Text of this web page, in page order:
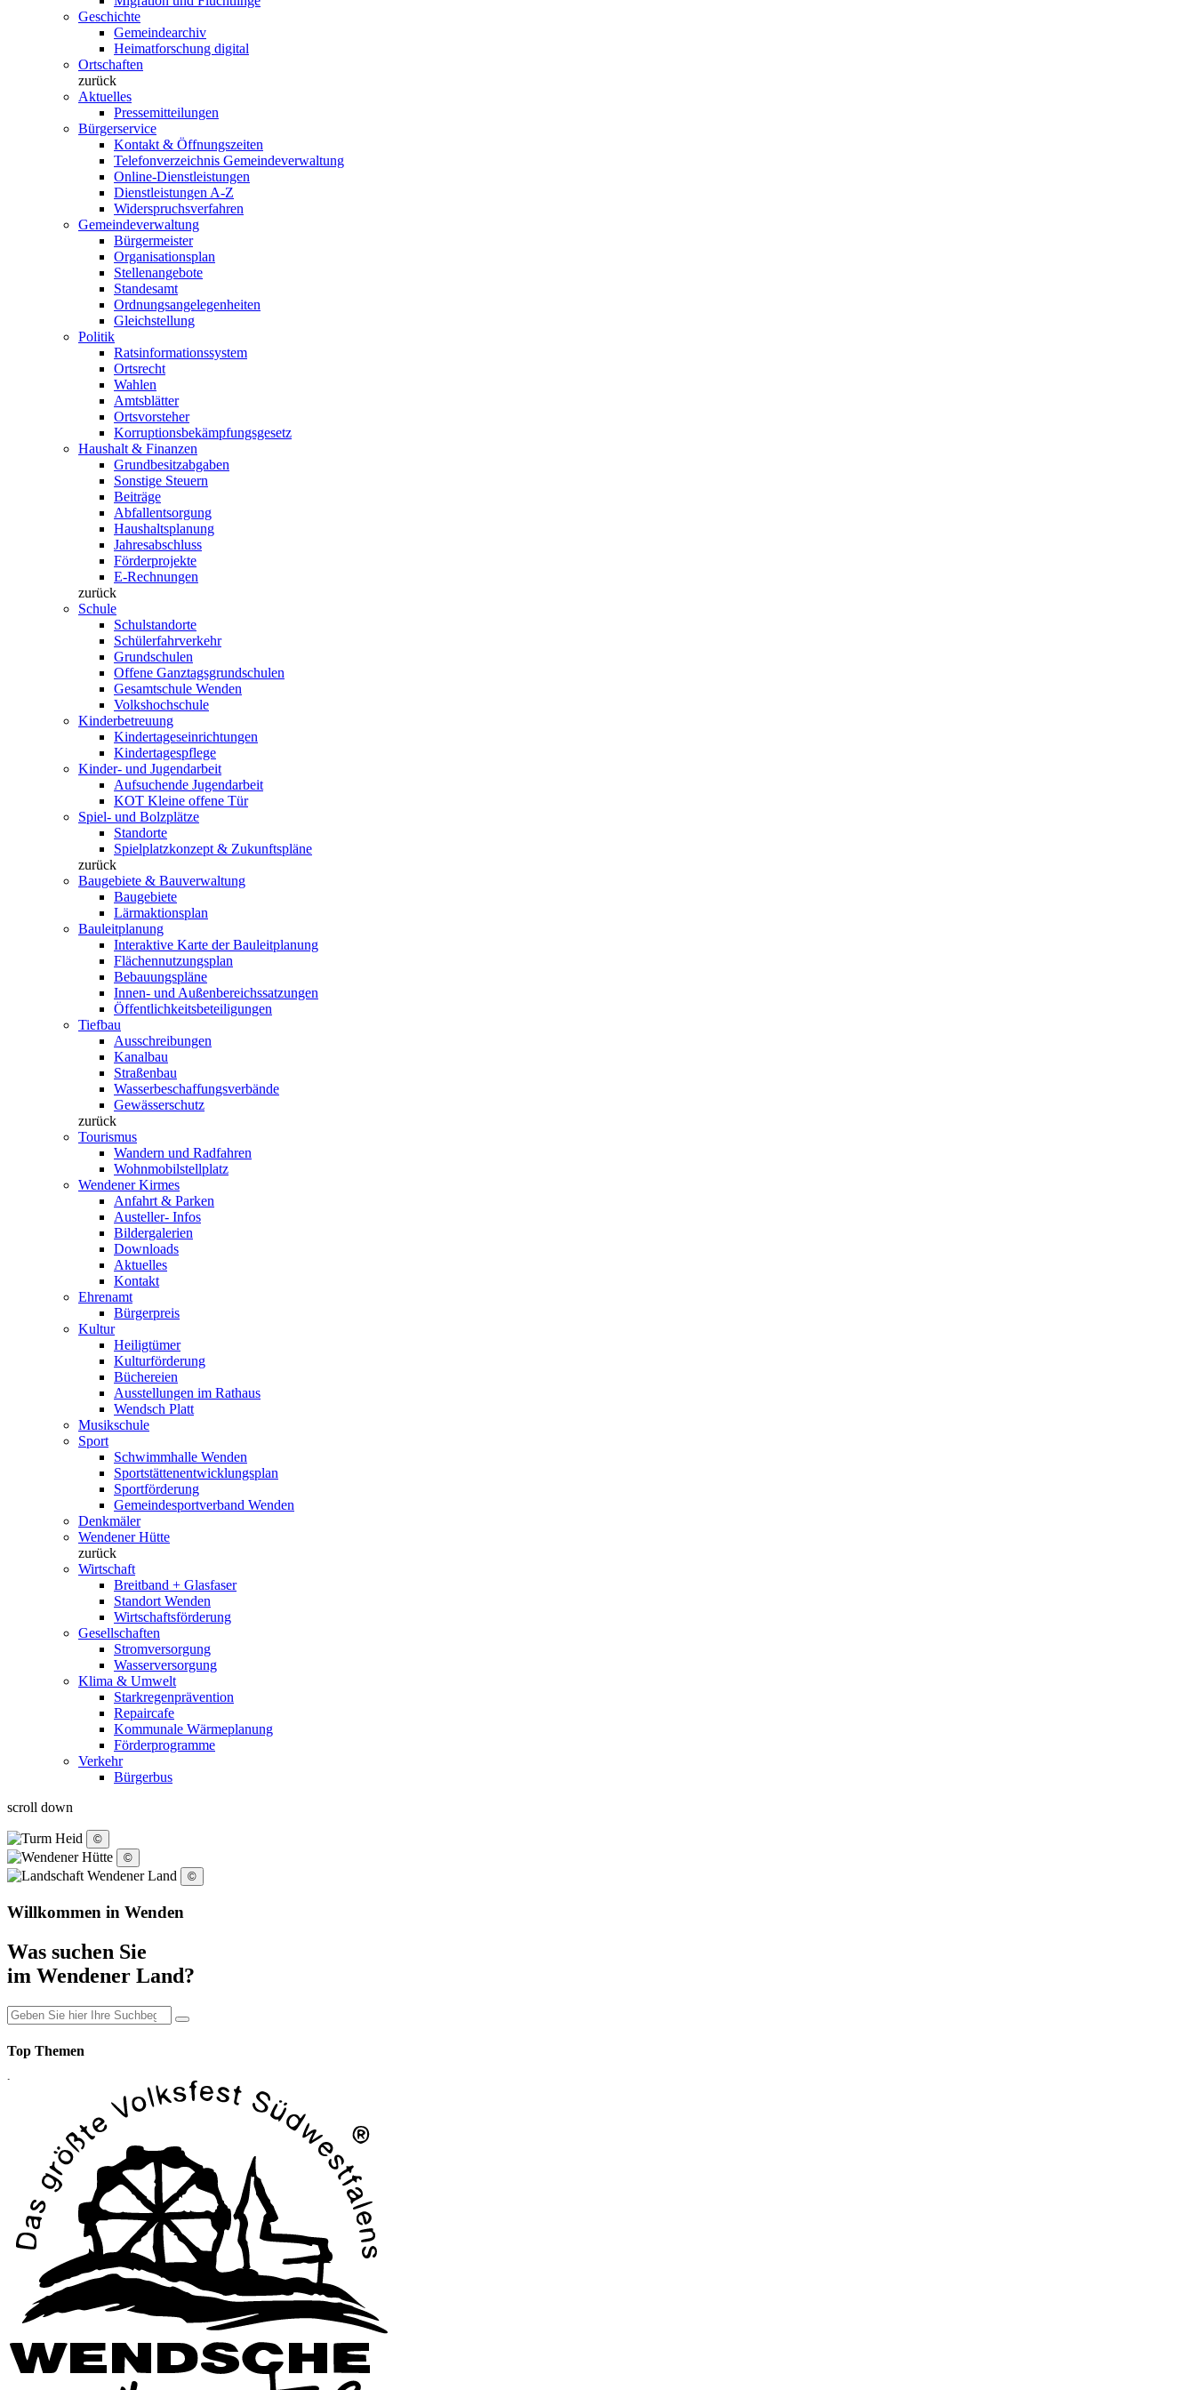
Geschichte
Gemeindearchiv
Heimatforschung digital
Ortschaften
zurück
Aktuelles
Pressemitteilungen
Bürgerservice
Kontakt & Öffnungszeiten
Telefonverzeichnis Gemeindeverwaltung
Online-Dienstleistungen
Dienstleistungen A-Z
Widerspruchsverfahren
Gemeindeverwaltung
Bürgermeister
Organisationsplan
Stellenangebote
Standesamt
Ordnungsangelegenheiten
Gleichstellung
Politik
Ratsinformationssystem
Ortsrecht
Wahlen
Amtsblätter
Ortsvorsteher
Korruptionsbekämpfungsgesetz
Haushalt & Finanzen
Grundbesitzabgaben
Sonstige Steuern
Beiträge
Abfallentsorgung
Haushaltsplanung
Jahresabschluss
Förderprojekte
E-Rechnungen
zurück
Schule
Schulstandorte
Schülerfahrverkehr
Grundschulen
Offene Ganztagsgrundschulen
Gesamtschule Wenden
Volkshochschule
Kinderbetreuung
Kindertageseinrichtungen
Kindertagespflege
Kinder- und Jugendarbeit
Aufsuchende Jugendarbeit
KOT Kleine offene Tür
Spiel- und Bolzplätze
Standorte
Spielplatzkonzept & Zukunftspläne
zurück
Baugebiete & Bauverwaltung
Baugebiete
Lärmaktionsplan
Bauleitplanung
Interaktive Karte der Bauleitplanung
Flächennutzungsplan
Bebauungspläne
Innen- und Außenbereichssatzungen
Öffentlichkeitsbeteiligungen
Tiefbau
Ausschreibungen
Kanalbau
Straßenbau
Wasserbeschaffungsverbände
Gewässerschutz
zurück
Tourismus
Wandern und Radfahren
Wohnmobilstellplatz
Wendener Kirmes
Anfahrt & Parken
Austeller- Infos
Bildergalerien
Downloads
Aktuelles
Kontakt
Ehrenamt
Bürgerpreis
Kultur
Heiligtümer
Kulturförderung
Büchereien
Ausstellungen im Rathaus
Wendsch Platt
Musikschule
Sport
Schwimmhalle Wenden
Sportstättenentwicklungsplan
Sportförderung
Gemeindesportverband Wenden
Denkmäler
Wendener Hütte
zurück
Wirtschaft
Breitband + Glasfaser
Standort Wenden
Wirtschaftsförderung
Gesellschaften
Stromversorgung
Wasserversorgung
Klima & Umwelt
Starkregenprävention
Repaircafe
Kommunale Wärmeplanung
Förderprogramme
Verkehr
Bürgerbus
scroll down
©
©
©
Willkommen in Wenden
Was suchen Sie
im Wendener Land?
Top Themen